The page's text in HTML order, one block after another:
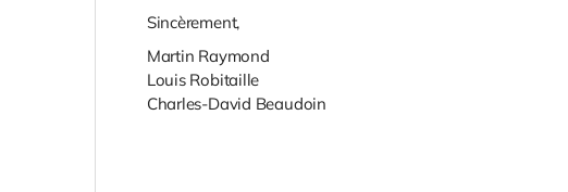
Sincèrement,
Martin Raymond
Louis Robitaille
Charles-David Beaudoin